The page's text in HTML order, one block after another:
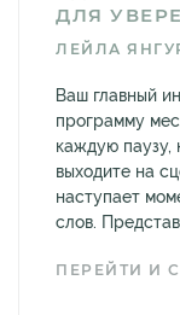
ДЛЯ
ЛЕЙЛА
Ваш главный
программу
каждую паузу,
выходите на
наступает
слов.
ПЕРЕЙТИ И